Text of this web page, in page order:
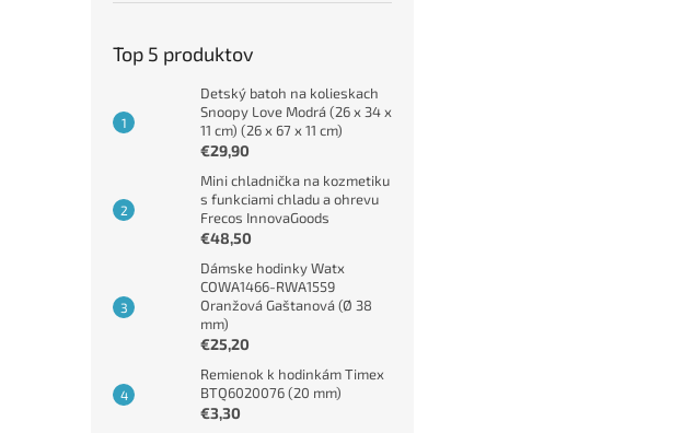
Top 5 produktov
Detský batoh na kolieskach
Snoopy Love Modrá (26 x 34 x
11 cm) (26 x 67 x 11 cm)
€29,90
Mini chladnička na kozmetiku
s funkciami chladu a ohrevu
Frecos InnovaGoods
€48,50
Dámske hodinky Watx
COWA1466-RWA1559
Oranžová Gaštanová (Ø 38
mm)
€25,20
Remienok k hodinkám Timex
BTQ6020076 (20 mm)
€3,30